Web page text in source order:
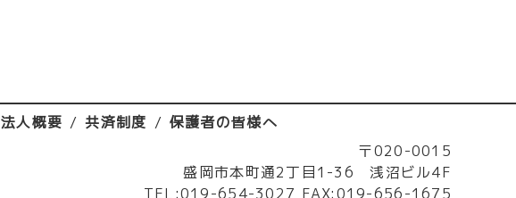
法人概要 共済制度 保護者の皆様へ
〒020-0015
盛岡市本町通2丁目1-36 浅沼ビル4F
TEL:019-654-3027 FAX:019-656-1675